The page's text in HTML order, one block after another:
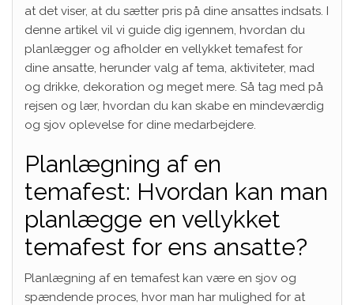
at det viser, at du sætter pris på dine ansattes indsats. I
denne artikel vil vi guide dig igennem, hvordan du
planlægger og afholder en vellykket temafest for
dine ansatte, herunder valg af tema, aktiviteter, mad
og drikke, dekoration og meget mere. Så tag med på
rejsen og lær, hvordan du kan skabe en mindeværdig
og sjov oplevelse for dine medarbejdere.
Planlægning af en
temafest: Hvordan kan man
planlægge en vellykket
temafest for ens ansatte?
Planlægning af en temafest kan være en sjov og
spændende proces, hvor man har mulighed for at